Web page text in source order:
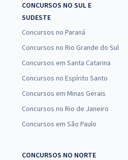
CONCURSOS NO SUL E
SUDESTE
Concursos no Paraná
Concursos no Rio Grande do Sul
Concursos em Santa Catarina
Concursos no Espírito Santo
Concursos em Minas Gerais
Concursos no Rio de Janeiro
Concursos em São Paulo
CONCURSOS NO NORTE